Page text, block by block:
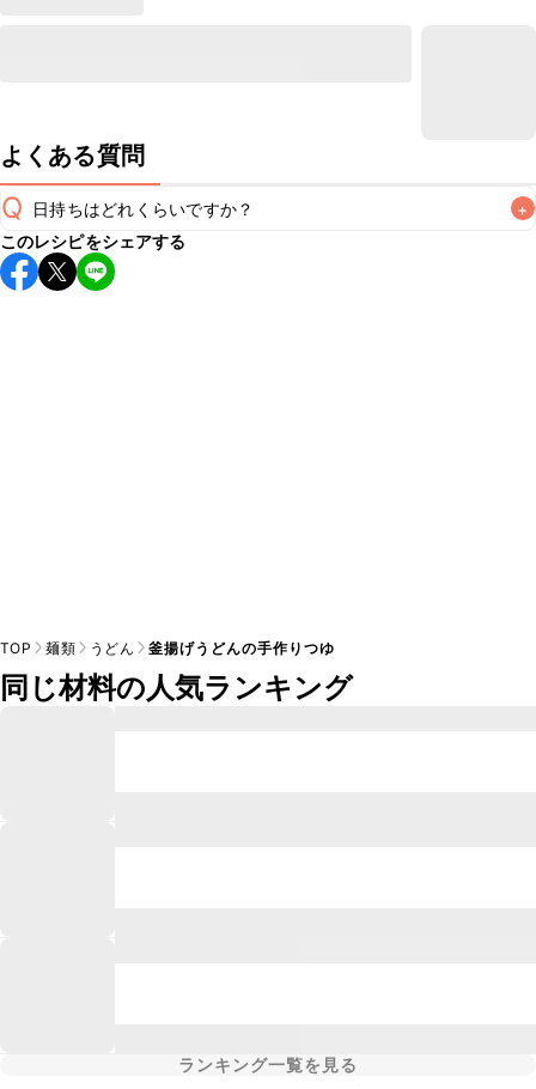
よくある質問
Q 日持ちはどれくらいですか？ +
保存期間は冷蔵で2~3日が目安です。なるべくお早めにお召
し上がりください。
このレシピをシェアする
TOP 麺類 うどん 釜揚げうどんの手作りつゆ
同じ材料の人気ランキング
ランキング一覧を見る